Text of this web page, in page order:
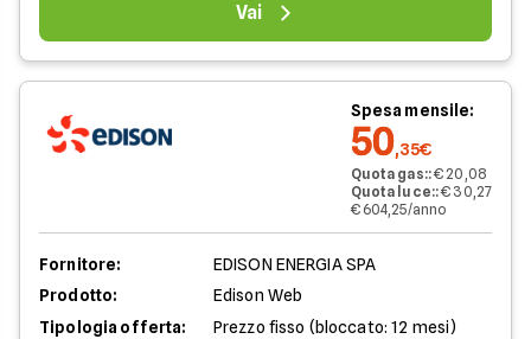
Vai
Spesa mensile:
50,35€
Quota gas::€ 20,08
Quota luce::€ 30,27
€ 604,25/anno
Fornitore:
EDISON ENERGIA SPA
Prodotto:
Edison Web
Tipologia offerta:
Prezzo fisso (bloccato: 12 mesi)